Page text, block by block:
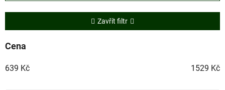
n
í
r
Zavřít filtr
Cena
639 Kč 1529 Kč